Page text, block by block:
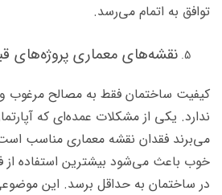
توافق به اتمام می‌رسد.
نقشه‌های معماری پروژه‌های
کیفیت ساختمان فقط به مصالح مرغوب
ندارد. یکی از مشکلات عمده‌ای که
می‌برند فقدان نقشه‌ معماری مناسب
خوب باعث می‌شود بیشترین استفاده از
در ساختمان به حداقل برسد. این